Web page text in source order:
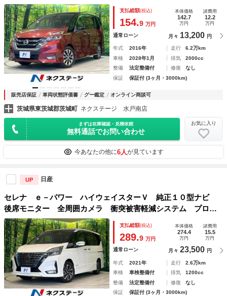
テム プロパイロット 両側電動スライド 禁煙車 ドラレ
コ コーナーセンサー スマートキー ＬＥＤヘッド ＥＴ
Ｃ 純正１６インチアルミ
支払総額(税込)
154.9 万円
本体価格
142.7
万円
諸費用
12.2
万円
通常ローン 月々 13,200 円
年式 2016年 走行
6.2万km
車検
2028年1月 排気
2000cc
整備
法定整備付 修復
なし
保証
保証付 (3ヶ月・3000km)
販売店保証 車両状態評価書 グー鑑定 オンライン商談可
茨城県東茨城郡茨城町 ネクステージ 水戸南店
まずは在庫確認・見積依頼
無料通話でお問い合わせ
お気に入り
今あなたの他に6人が見ています
UP 日産
セレナ ｅ－パワー ハイウェイスターＶ 純正１０型ナビ
後席モニター 全周囲カメラ 衝突被害軽減システム プロパ
イロット 両側電動スライド 禁煙車 ドラレコ コーナーセ
ンサー スマートキー ＬＥＤヘッド ＥＴＣ 純正１６イン
チアルミ
支払総額(税込)
289.9 万円
本体価格
274.4
万円
諸費用
15.5
万円
通常ローン 月々 23,500 円
年式 2021年 走行
2.6万km
車検
車検整備付 排気
1200cc
整備
法定整備付 修復
なし
保証
保証付 (3ヶ月・3000km)